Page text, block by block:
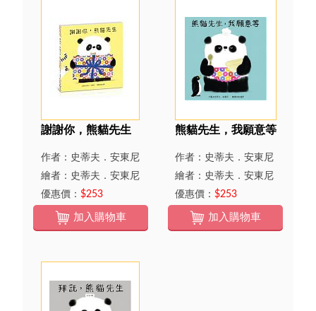
謝謝你，熊貓先生
作者：史蒂夫．安東尼
繪者：史蒂夫．安東尼
優惠價：$253
加入購物車
熊貓先生，我願意等
作者：史蒂夫．安東尼
繪者：史蒂夫．安東尼
優惠價： $253
加入購物車